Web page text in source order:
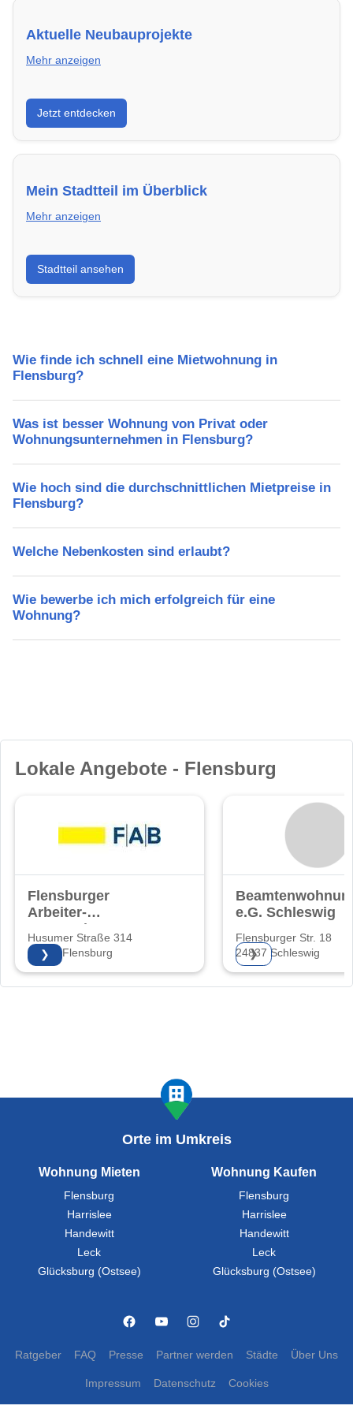
Aktuelle Neubauprojekte
Mehr anzeigen
Entdecke Neubauprojekte in Flensburg – modern,
energieeffizient und sofort bezugsfertig.
Jetzt entdecken
Mein Stadtteil im Überblick
Mehr anzeigen
Erfahre mehr über deinen Stadtteil in Flensburg:
Lebensqualität, Verkehrsanbindung, Schulen,
Freizeitmöglichkeiten und Mietpreise.
Stadtteil ansehen
Wie finde ich schnell eine Mietwohnung in
Flensburg?
Was ist besser Wohnung von Privat oder
Wohnungsunternehmen in Flensburg?
Wie hoch sind die durchschnittlichen Mietpreise in
Flensburg?
Welche Nebenkosten sind erlaubt?
Wie bewerbe ich mich erfolgreich für eine
Wohnung?
Lokale Angebote - Flensburg
Flensburger
Arbeiter-
Bauverein eG
Husumer Straße 314
24941 Flensburg
❯
e.G. Schleswig
Flensburger Str. 18
24837 Schleswig
❯
Orte im Umkreis
Wohnung Mieten
Flensburg
Harrislee
Handewitt
Leck
Glücksburg (Ostsee)
Wohnung Kaufen
Flensburg
Harrislee
Handewitt
Leck
Glücksburg (Ostsee)
Ratgeber FAQ Presse Partner werden Städte Über Uns
Impressum Datenschutz Cookies